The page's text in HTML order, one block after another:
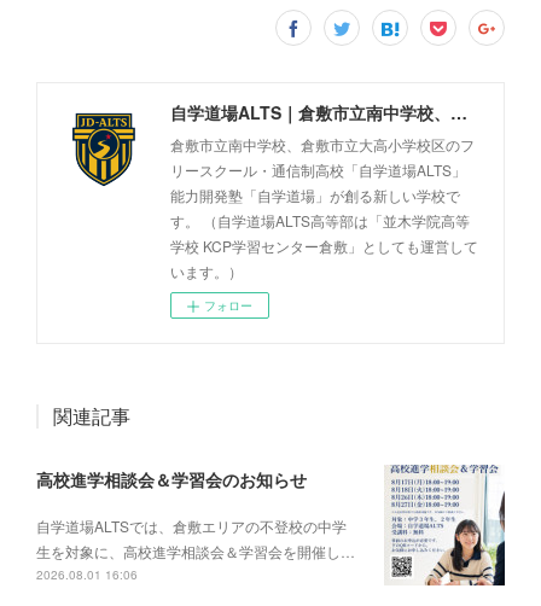
自学道場ALTS｜倉敷市立南中学校、倉敷市立大高小学校区のフリースクール・通信制高校
倉敷市立南中学校、倉敷市立大高小学校区のフ
リースクール・通信制高校「自学道場ALTS」
能力開発塾「自学道場」が創る新しい学校で
す。 （自学道場ALTS高等部は「並木学院高等
学校 KCP学習センター倉敷」としても運営して
います。）
フォロー
関連記事
高校進学相談会＆学習会のお知らせ
自学道場ALTSでは、倉敷エリアの不登校の中学
生を対象に、高校進学相談会＆学習会を開催し…
2026.08.01 16:06